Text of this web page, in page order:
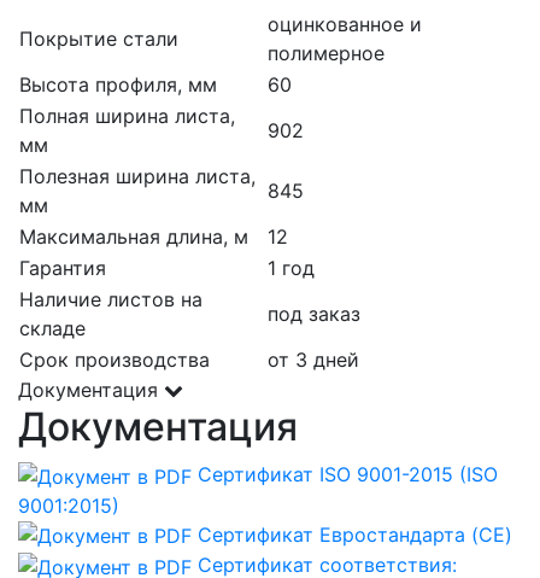
Покрытие стали
оцинкованное и
полимерное
Высота профиля, мм
60
Полная ширина листа,
мм
902
Полезная ширина листа,
мм
845
Максимальная длина, м
12
Гарантия
1 год
Наличие листов на
складе
под заказ
Срок производства
от 3 дней
Документация
Документация
Сертификат ISO 9001-2015 (ISO
9001:2015)
Сертификат Евростандарта (CE)
Сертификат соответствия: